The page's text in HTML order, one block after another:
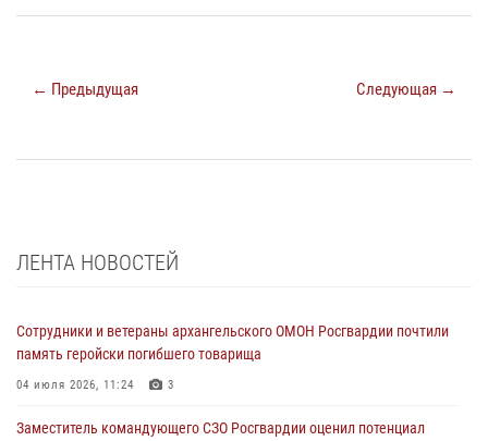
← Предыдущая Следующая →
ЛЕНТА НОВОСТЕЙ
Сотрудники и ветераны архангельского ОМОН Росгвардии почтили
память геройски погибшего товарища
04 июля 2026, 11:24 3
Заместитель командующего СЗО Росгвардии оценил потенциал